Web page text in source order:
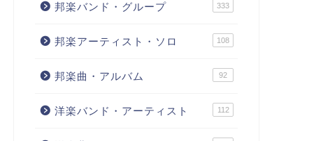
邦楽バンド・グループ 333
邦楽アーティスト・ソロ 108
邦楽曲・アルバム 92
洋楽バンド・アーティスト 112